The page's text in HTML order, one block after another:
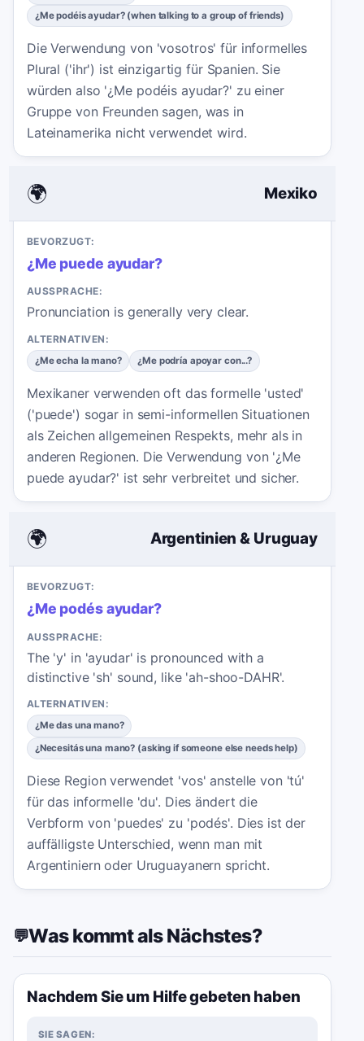
¿Me podéis ayudar? (when talking to a group of friends)
Die Verwendung von 'vosotros' für informelles
Plural ('ihr') ist einzigartig für Spanien. Sie
würden also '¿Me podéis ayudar?' zu einer
Gruppe von Freunden sagen, was in
Lateinamerika nicht verwendet wird.
🌍 Mexiko
BEVORZUGT:
¿Me puede ayudar?
AUSSPRACHE:
Pronunciation is generally very clear.
ALTERNATIVEN:
¿Me echa la mano? ¿Me podría apoyar con...?
Mexikaner verwenden oft das formelle 'usted'
('puede') sogar in semi-informellen Situationen
als Zeichen allgemeinen Respekts, mehr als in
anderen Regionen. Die Verwendung von '¿Me
puede ayudar?' ist sehr verbreitet und sicher.
🌍 Argentinien & Uruguay
BEVORZUGT:
¿Me podés ayudar?
AUSSPRACHE:
The 'y' in 'ayudar' is pronounced with a
distinctive 'sh' sound, like 'ah-shoo-DAHR'.
ALTERNATIVEN:
¿Me das una mano?
¿Necesitás una mano? (asking if someone else needs help)
Diese Region verwendet 'vos' anstelle von 'tú'
für das informelle 'du'. Dies ändert die
Verbform von 'puedes' zu 'podés'. Dies ist der
auffälligste Unterschied, wenn man mit
Argentiniern oder Uruguayanern spricht.
💬Was kommt als Nächstes?
Nachdem Sie um Hilfe gebeten haben
SIE SAGEN: